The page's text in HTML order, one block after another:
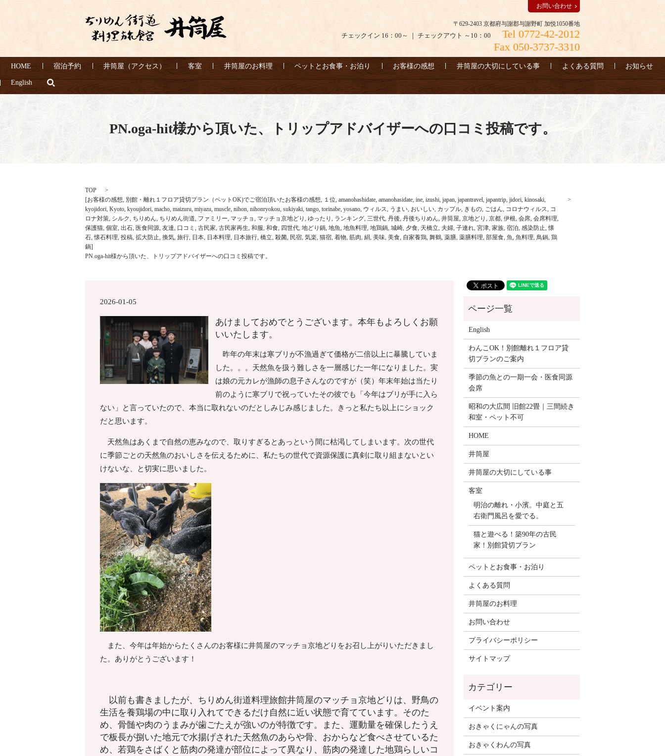
〒629-2403 京都府与謝郡与謝野町 加悦1050番地
チェックイン 16：00～ ｜ チェックアウト ～10：00
Tel 0772-42-2012
Fax 050-3737-3310
お問い合わせ
HOME 宿泊予約 井筒屋（アクセス） 客室 井筒屋のお料理 ペットとお食事・お泊り お客様の感想 井筒屋の大切にしている事 よくある質問 お知らせ
English
PN.oga-hit様から頂いた、トリップアドバイザーへの口コミ投稿です。
TOP
[お客様の感想, 別館・離れ１フロア貸切プラン（ペットOK)でご宿泊頂いたお客様の感想, １位, amanohashidate, amanohasidate, ine, izushi, japan, japantravel, japantrip, jidori, kinosaki,
kyojidori, Kyoto, kyoujidori, macho, maizuru, miyazu, muscle, nihon, nihonryokou, sukiyaki, tango, torinabe, yosano, ウィルス, うまい, おいしい, カップル, きもの, ごはん, コロナウィルス, コ
ロナ対策, シルク, ちりめん, ちりめん街道, ファミリー, マッチョ, マッチョ京地どり , ゆったり , ランキング, 三世代, 丹後, 丹後ちりめん, 井筒屋, 京地どり , 京都, 伊根, 会席, 会席料理,
保護猫, 個室, 出石, 医食同源, 友達, 口コミ , 古民家, 古民家再生, 和服, 和食, 四世代, 地どり鍋, 地魚, 地魚料理, 地鶏鍋, 城崎, 夕食, 天橋立, 夫婦, 子連れ, 宮津, 家族, 宿泊, 感染防止,懐
石,懐石料理, 投稿, 拡大防止, 換気, 旅行, 日本, 日本料理, 日本旅行, 橋立, 殺菌, 民宿, 気楽, 猫宿, 着物, 筋肉, 絹, 美味, 美食, 自家養鶏, 舞鶴, 薬膳, 薬膳料理, 部屋食, 魚, 魚料理, 鳥鍋, 鶏
鍋]
PN.oga-hit様から頂いた、トリップアドバイザーへの口コミ投稿です。
2026-01-05
あけましておめでとうございます。本年もよろしくお願
いいたします。
昨年の年末は寒ブリが不漁過ぎて価格が二倍以上に暴騰していま
した。。。天然魚を扱う難しさを一層感じた一年になりました。実
は娘の元カレが漁師の息子さんなのですが（笑）年末年始は当たり
前のように寒ブリで祝っていたその彼でも「今年はブリが手に入ら
ない」と言っていたので、本当に取れないのだとしみじみ感じました。きっと私たち以上にショック
だと思います。
天然魚はあくまで自然の恵みなので、取りすぎるとあっという間に枯渇してしまいます。次の世代
に季節ごとの天然魚のおいしさを伝えるために、私たちの世代で資源保護に真剣に取り組まないとい
けないな、と切実に思いました。
また、今年は年始からたくさんのお客様に井筒屋のマッチョ京地どりをお召し上がりいただきまし
た。ありがとうございます！
以前も書きましたが、 ちりめん街道料理旅館井筒屋のマッチョ京地どりは、野鳥の
生活を養鶏場の中に取り入れてできるだけ自然に近い状態で育てています。そのた
め、骨髄や肉のうまみが歯ごたえが強いのが特徴です。また、運動量を確保したうえ
で板長が捌いた地元で水揚げされた天然魚のあらや骨、おからなど食べさせているた
め、若鶏をさばくと筋肉の発達が部位によって異なり、筋肉の発達した地鶏らしいコ
English
わんこOK！別館離れ１フロア貸
切プランのご案内
季節の魚との一期一会・医食同源
会席
昭和の大広間 旧館22畳｜三間続き
和室・ペット不可
HOME
井筒屋
井筒屋の大切にしている事
客室
明治の離れ・小濱。中庭と五
右衛門風呂を愛でる。
猫と遊べる！築90年の古民
家！別館貸切プラン
ペットとお食事・お泊り
よくある質問
井筒屋のお料理
お問い合わせ
プライバシーポリシー
サイトマップ
イベント案内
おきゃくにゃんの写真
おきゃくわんの写真